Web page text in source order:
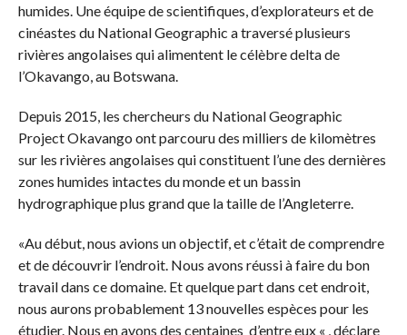
humides. Une équipe de scientifiques, d’explorateurs et de
cinéastes du National Geographic a traversé plusieurs
rivières angolaises qui alimentent le célèbre delta de
l’Okavango, au Botswana.
Depuis 2015, les chercheurs du National Geographic
Project Okavango ont parcouru des milliers de kilomètres
sur les rivières angolaises qui constituent l’une des dernières
zones humides intactes du monde et un bassin
hydrographique plus grand que la taille de l’Angleterre.
«Au début, nous avions un objectif, et c’était de comprendre
et de découvrir l’endroit. Nous avons réussi à faire du bon
travail dans ce domaine. Et quelque part dans cet endroit,
nous aurons probablement 13 nouvelles espèces pour les
étudier. Nous en avons des centaines d’entre eux « , déclare